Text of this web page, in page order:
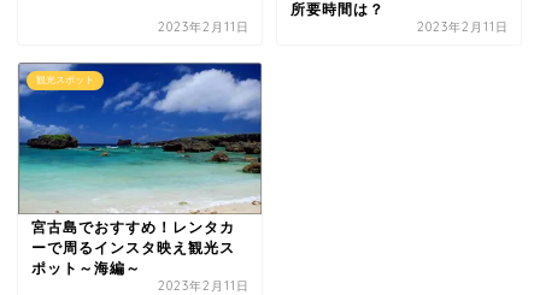
2023年2月11日
所要時間は？
2023年2月11日
観光スポット
宮古島でおすすめ！レンタカ
ーで周るインスタ映え観光ス
ポット～海編～
2023年2月11日